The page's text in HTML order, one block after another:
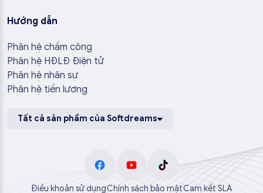
Hướng dẫn
Phân hệ chấm công
Phân hệ HĐLĐ Điện tử
Phân hệ nhân sự
Phân hệ tiền lương
Tất cả sản phẩm của Softdreams
Điều khoản sử dụngChính sách bảo mậtCam kết SLA